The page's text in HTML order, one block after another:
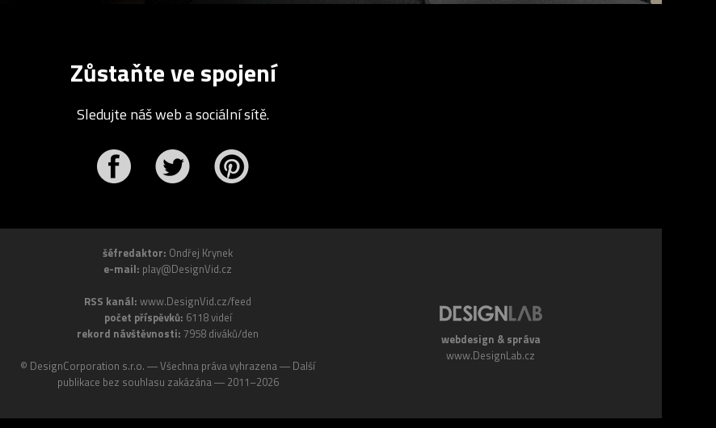
Zůstaňte ve spojení
Sledujte náš web a sociální sítě.
šéfredaktor: Ondřej Krynek
e-mail: play@DesignVid.cz
RSS kanál: www.DesignVid.cz/feed
počet příspěvků: 6118 videí
rekord návštěvnosti: 7958 diváků/den
© DesignCorporation s.r.o. ― Všechna práva vyhrazena ― Další
publikace bez souhlasu zakázána ― 2011–2026
webdesign & správa
www.DesignLab.cz